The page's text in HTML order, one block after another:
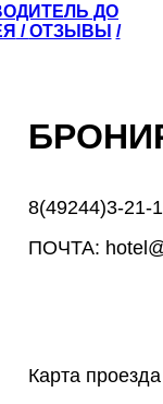
ДО
/ОТЗЫВЫ /
8(49244)3-21-
ПОЧТА:
Карта